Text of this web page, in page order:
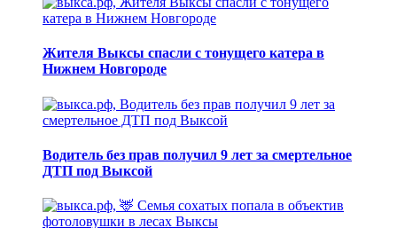
Жителя Выксы спасли с тонущего катера в
Нижнем Новгороде
Водитель без прав получил 9 лет за смертельное
ДТП под Выксой